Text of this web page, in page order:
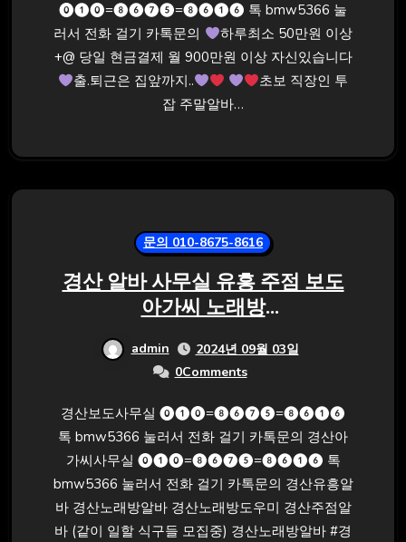
⓿❶⓿=❽❻❼❺=❽❻❶❻ 톡 bmw5366 눌
러서 전화 걸기 카톡문의
하루최소 50만원 이상
+@ 당일 현금결제 월 900만원 이상 자신있습니다
출.퇴근은 집앞까지..
초보 직장인 투
잡 주말알바…
문의 010-8675-8616
경산 알바 사무실 유흥 주점 보도
아가씨 노래방
⓿❶⓿=❽❻❼❺=❽❻❶❻ 톡
bmw5366
admin
2024년 09월 03일
0Comments
경산보도사무실 ⓿❶⓿=❽❻❼❺=❽❻❶❻
톡 bmw5366 눌러서 전화 걸기 카톡문의 경산아
가씨사무실 ⓿❶⓿=❽❻❼❺=❽❻❶❻ 톡
bmw5366 눌러서 전화 걸기 카톡문의 경산유흥알
바 경산노래방알바 경산노래방도우미 경산주점알
바 (같이 일할 식구들 모집중) 경산노래방알바 #경